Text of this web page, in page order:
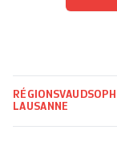
RÉGIONSVAUD
LAUSANNE